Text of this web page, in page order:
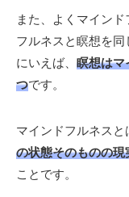
また、よくマイン
フルネスと瞑想を
にいえば、 瞑想はマ
つです。
マインドフルネスと
の状態そのものの
ことです。